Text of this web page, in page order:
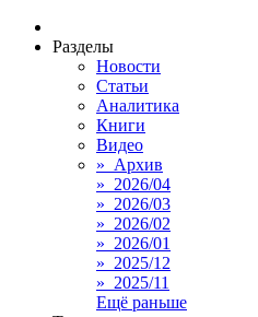
Разделы
Новости
Статьи
Аналитика
Книги
Видео
» Архив
» 2026/04
» 2026/03
» 2026/02
» 2026/01
» 2025/12
» 2025/11
Ещё раньше